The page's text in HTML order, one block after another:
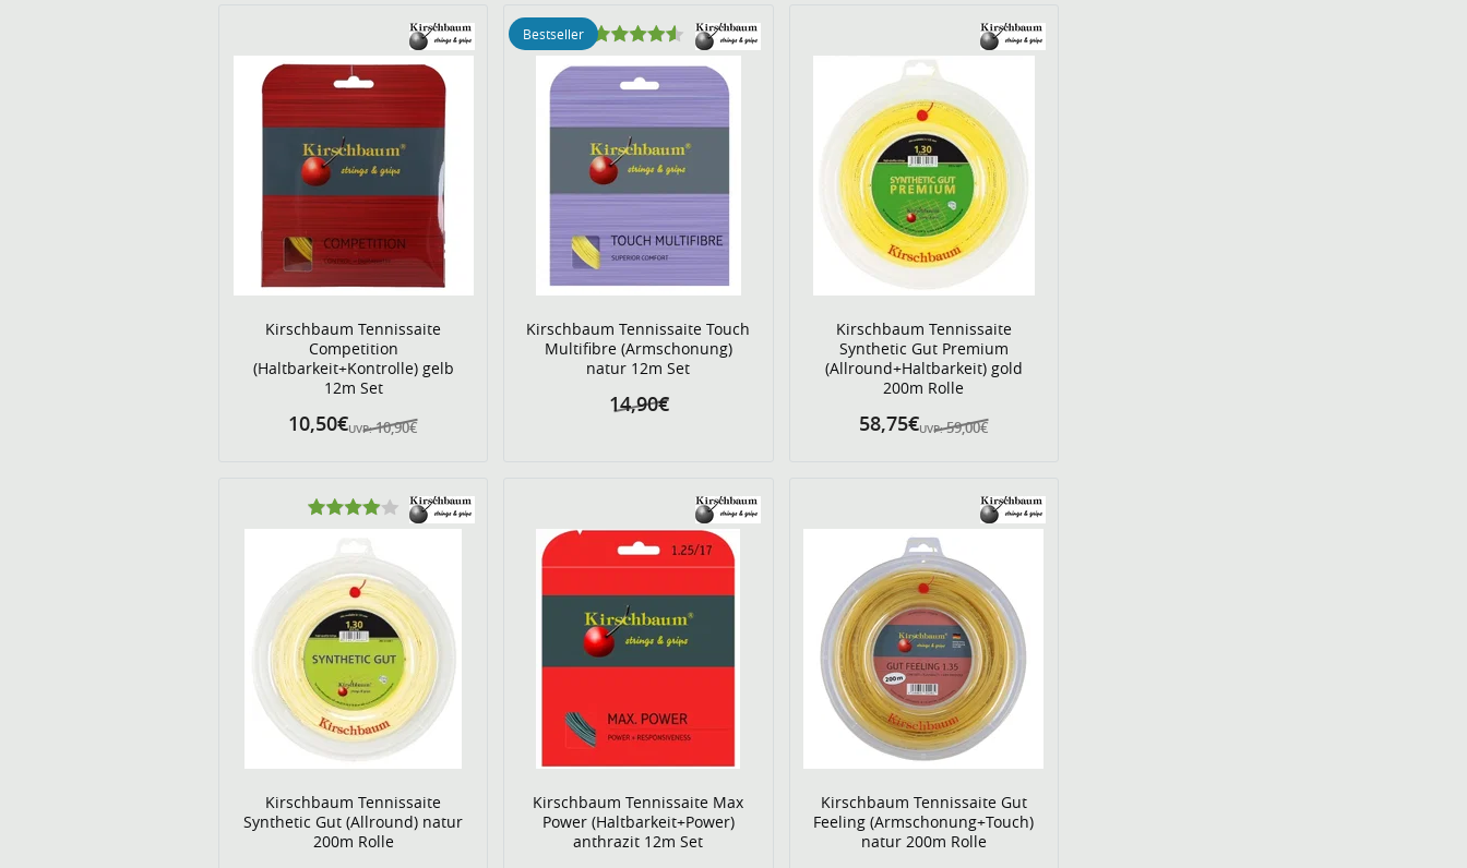
Kirschbaum Tennissaite
Competition
(Haltbarkeit+Kontrolle) gelb
12m Set
UVP: 10,90€
10,50€
Kirschbaum Tennissaite Touch
Multifibre (Armschonung)
natur 12m Set
14,90€
Bestseller
Kirschbaum Tennissaite
Synthetic Gut Premium
(Allround+Haltbarkeit) gold
200m Rolle
UVP: 59,00€
58,75€
Kirschbaum Tennissaite
Synthetic Gut (Allround) natur
200m Rolle
Kirschbaum Tennissaite Max
Power (Haltbarkeit+Power)
anthrazit 12m Set
Kirschbaum Tennissaite Gut
Feeling (Armschonung+Touch)
natur 200m Rolle